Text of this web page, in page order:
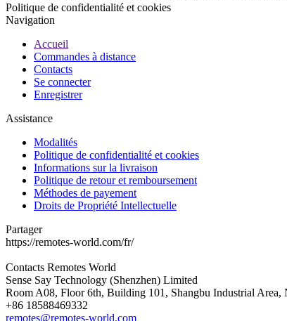
Politique de confidentialité et cookies
Navigation
Accueil
Commandes à distance
Contacts
Se connecter
Enregistrer
Assistance
Modalités
Politique de confidentialité et cookies
Informations sur la livraison
Politique de retour et remboursement
Méthodes de payement
Droits de Propriété Intellectuelle
Partager
https://remotes-world.com/fr/
Contacts Remotes World
Sense Say Technology (Shenzhen) Limited
Room A08, Floor 6th, Building 101, Shangbu Industrial
+86 18588469332
remotes@remotes-world.com